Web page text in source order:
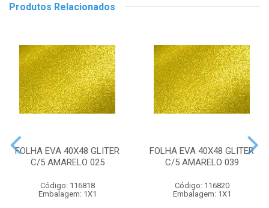
Produtos Relacionados
FOLHA EVA 40X48 GLITER
C/5 AMARELO 025
Código: 116818
Embalagem: 1X1
FOLHA EVA 40X48 GLITER
C/5 AMARELO 039
Código: 116820
Embalagem: 1X1